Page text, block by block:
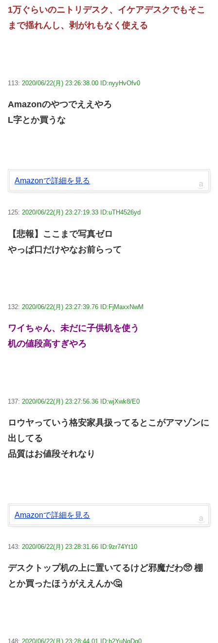
1万ぐらいのニトリデスク、イケアデスクでもそこ
まで揺れんし、剥がれもなく使える
113: 2020/06/22(月) 23:26:38.00 ID:nyyHvOfv0
Amazonのやつでええやろ
L字とか買うな
Amazonで詳細を見る
125: 2020/06/22(月) 23:27:19.33 ID:uTH4526yd
【悲報】ここまで写真ゼロ
やっぱ口だけやなお前らって
132: 2020/06/22(月) 23:27:39.76 ID:FjMaxxNwM
ワイちゃん、未だに子供机を使う
机の値段高すぎやろ
137: 2020/06/22(月) 23:27:56.36 ID:wjXwk8/E0
ロウヤっていう格安家具扱ってるとこがアマゾンに
出してる
品質はお値段それなり
Amazonで詳細を見る
143: 2020/06/22(月) 23:28:31.66 ID:9zr74Yt10
デスクトップ机の上に置いてるけど邪魔だわ🥺 棚
とか買ったほうがええんか🤔
148: 2020/06/22(月) 23:28:44.01 ID:h2YuNgDq0